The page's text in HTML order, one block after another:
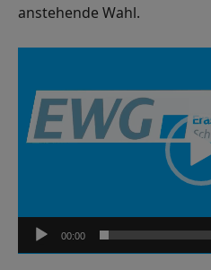
anstehende Wahl.
00:00